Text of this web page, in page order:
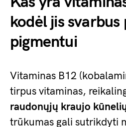
kodėl jis svarbus
pigmentui
Vitaminas B12
tirpus vitaminas,
raudonųjų kraujo
trūkumas gali sutrikdyti